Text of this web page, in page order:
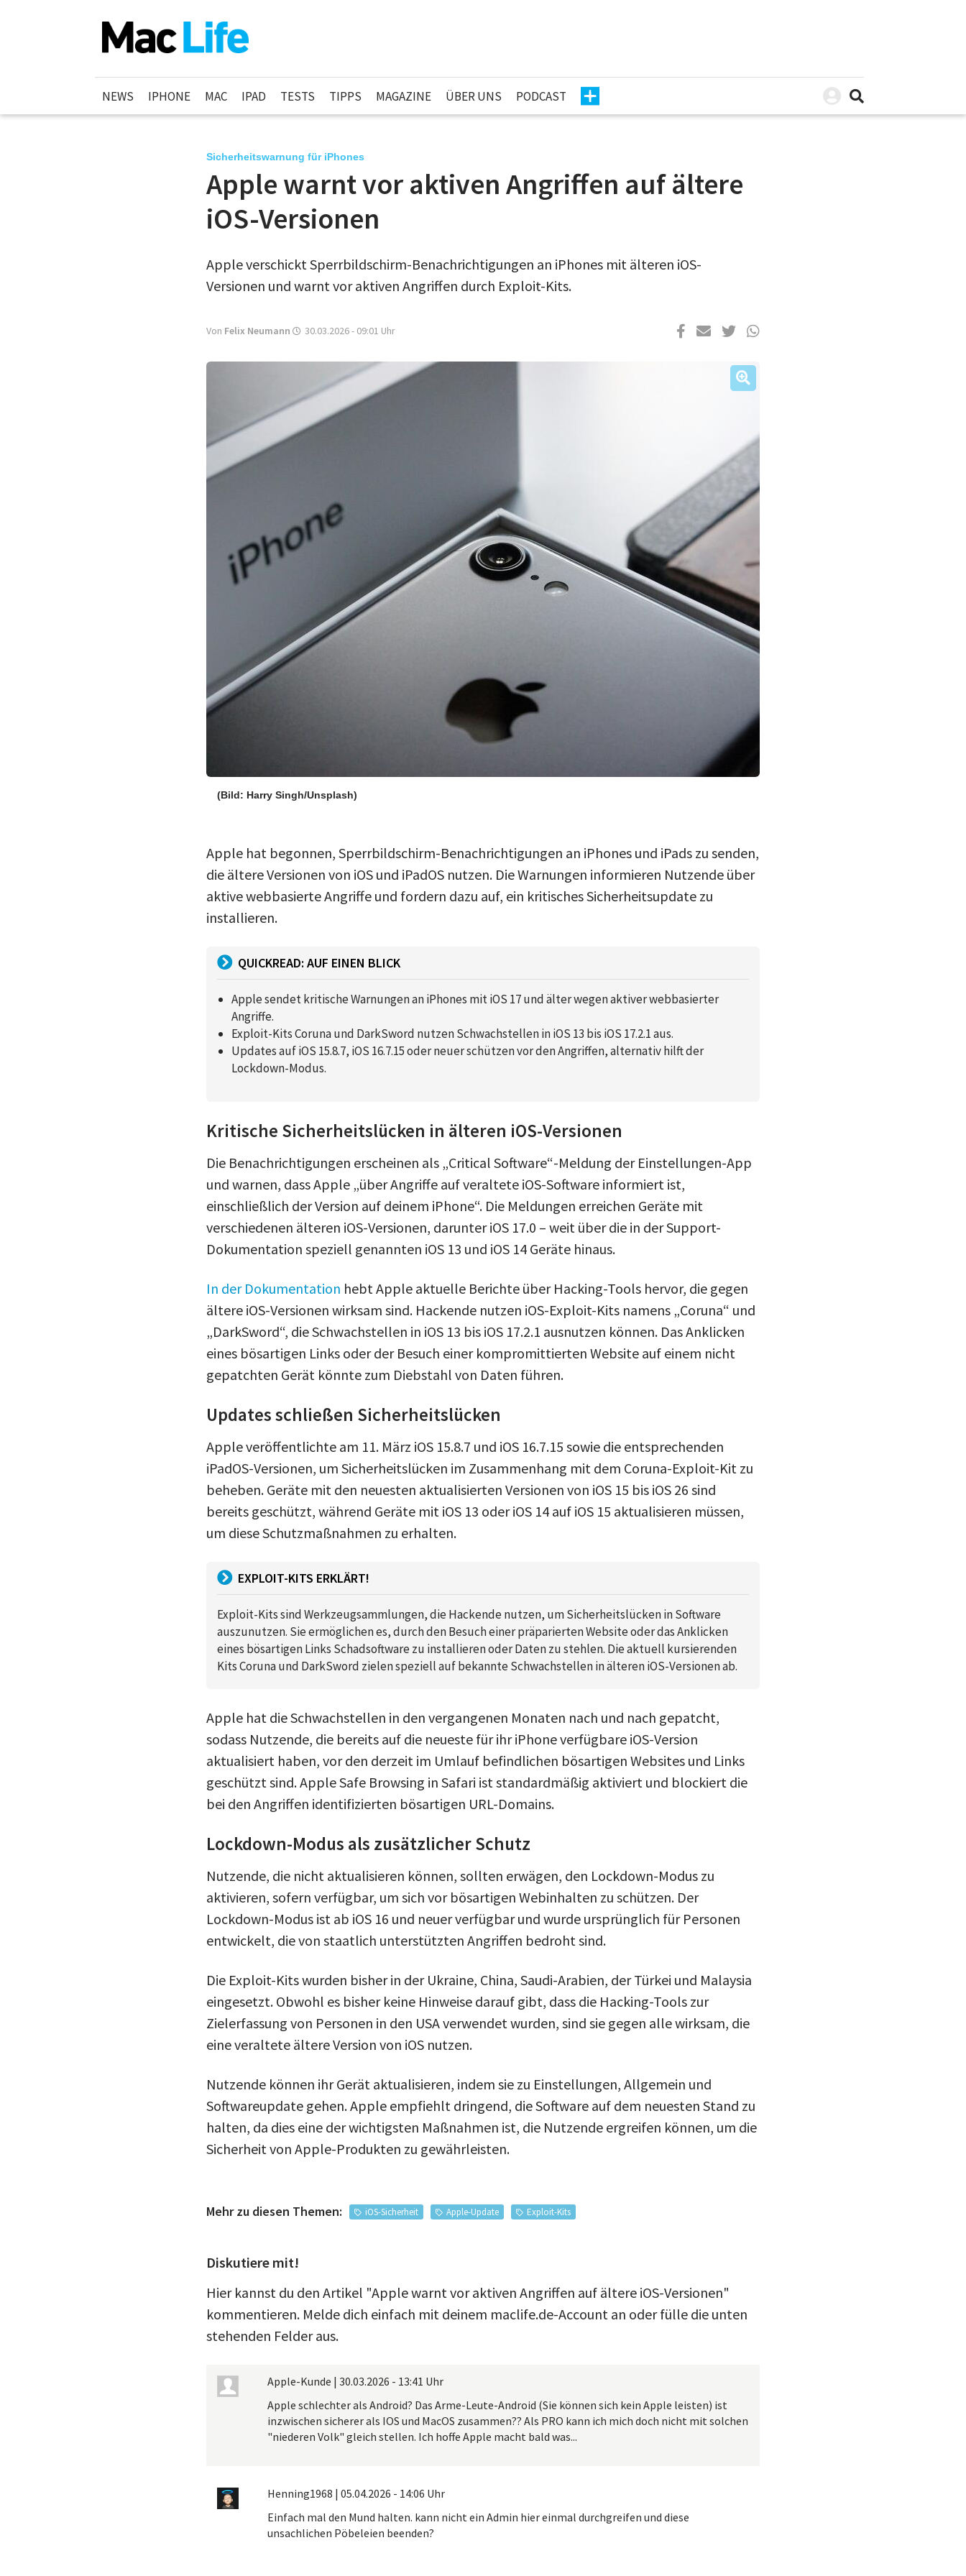
NEWS IPHONE MAC IPAD TESTS TIPPS MAGAZINE ÜBER UNS PODCAST
Sicherheitswarnung für iPhones
Apple warnt vor aktiven Angriffen auf ältere
iOS-Versionen
Apple verschickt Sperrbildschirm-Benachrichtigungen an iPhones mit älteren iOS-
Versionen und warnt vor aktiven Angriffen durch Exploit-Kits.
Von Felix Neumann 30.03.2026 - 09:01 Uhr
(Bild: Harry Singh/Unsplash)
Apple hat begonnen, Sperrbildschirm-Benachrichtigungen an iPhones und iPads zu senden,
die ältere Versionen von iOS und iPadOS nutzen. Die Warnungen informieren Nutzende über
aktive webbasierte Angriffe und fordern dazu auf, ein kritisches Sicherheitsupdate zu
installieren.
QUICKREAD: AUF EINEN BLICK
Apple sendet kritische Warnungen an iPhones mit iOS 17 und älter wegen aktiver webbasierter
Angriffe.
Exploit-Kits Coruna und DarkSword nutzen Schwachstellen in iOS 13 bis iOS 17.2.1 aus.
Updates auf iOS 15.8.7, iOS 16.7.15 oder neuer schützen vor den Angriffen, alternativ hilft der
Lockdown-Modus.
Kritische Sicherheitslücken in älteren iOS-Versionen
Die Benachrichtigungen erscheinen als „Critical Software“-Meldung der Einstellungen-App
und warnen, dass Apple „über Angriffe auf veraltete iOS-Software informiert ist,
einschließlich der Version auf deinem iPhone“. Die Meldungen erreichen Geräte mit
verschiedenen älteren iOS-Versionen, darunter iOS 17.0 – weit über die in der Support-
Dokumentation speziell genannten iOS 13 und iOS 14 Geräte hinaus.
In der Dokumentation hebt Apple aktuelle Berichte über Hacking-Tools hervor, die gegen
ältere iOS-Versionen wirksam sind. Hackende nutzen iOS-Exploit-Kits namens „Coruna“ und
„DarkSword“, die Schwachstellen in iOS 13 bis iOS 17.2.1 ausnutzen können. Das Anklicken
eines bösartigen Links oder der Besuch einer kompromittierten Website auf einem nicht
gepatchten Gerät könnte zum Diebstahl von Daten führen.
Updates schließen Sicherheitslücken
Apple veröffentlichte am 11. März iOS 15.8.7 und iOS 16.7.15 sowie die entsprechenden
iPadOS-Versionen, um Sicherheitslücken im Zusammenhang mit dem Coruna-Exploit-Kit zu
beheben. Geräte mit den neuesten aktualisierten Versionen von iOS 15 bis iOS 26 sind
bereits geschützt, während Geräte mit iOS 13 oder iOS 14 auf iOS 15 aktualisieren müssen,
um diese Schutzmaßnahmen zu erhalten.
EXPLOIT-KITS ERKLÄRT!
Exploit-Kits sind Werkzeugsammlungen, die Hackende nutzen, um Sicherheitslücken in Software
auszunutzen. Sie ermöglichen es, durch den Besuch einer präparierten Website oder das Anklicken
eines bösartigen Links Schadsoftware zu installieren oder Daten zu stehlen. Die aktuell kursierenden
Kits Coruna und DarkSword zielen speziell auf bekannte Schwachstellen in älteren iOS-Versionen ab.
Apple hat die Schwachstellen in den vergangenen Monaten nach und nach gepatcht,
sodass Nutzende, die bereits auf die neueste für ihr iPhone verfügbare iOS-Version
aktualisiert haben, vor den derzeit im Umlauf befindlichen bösartigen Websites und Links
geschützt sind. Apple Safe Browsing in Safari ist standardmäßig aktiviert und blockiert die
bei den Angriffen identifizierten bösartigen URL-Domains.
Lockdown-Modus als zusätzlicher Schutz
Nutzende, die nicht aktualisieren können, sollten erwägen, den Lockdown-Modus zu
aktivieren, sofern verfügbar, um sich vor bösartigen Webinhalten zu schützen. Der
Lockdown-Modus ist ab iOS 16 und neuer verfügbar und wurde ursprünglich für Personen
entwickelt, die von staatlich unterstützten Angriffen bedroht sind.
Die Exploit-Kits wurden bisher in der Ukraine, China, Saudi-Arabien, der Türkei und Malaysia
eingesetzt. Obwohl es bisher keine Hinweise darauf gibt, dass die Hacking-Tools zur
Zielerfassung von Personen in den USA verwendet wurden, sind sie gegen alle wirksam, die
eine veraltete ältere Version von iOS nutzen.
Nutzende können ihr Gerät aktualisieren, indem sie zu Einstellungen, Allgemein und
Softwareupdate gehen. Apple empfiehlt dringend, die Software auf dem neuesten Stand zu
halten, da dies eine der wichtigsten Maßnahmen ist, die Nutzende ergreifen können, um die
Sicherheit von Apple-Produkten zu gewährleisten.
Mehr zu diesen Themen: iOS-Sicherheit Apple-Update Exploit-Kits
Diskutiere mit!
Hier kannst du den Artikel "Apple warnt vor aktiven Angriffen auf ältere iOS-Versionen"
kommentieren. Melde dich einfach mit deinem maclife.de-Account an oder fülle die unten
stehenden Felder aus.
Apple-Kunde | 30.03.2026 - 13:41 Uhr
Apple schlechter als Android? Das Arme-Leute-Android (Sie können sich kein Apple leisten) ist
inzwischen sicherer als IOS und MacOS zusammen?? Als PRO kann ich mich doch nicht mit solchen
"niederen Volk" gleich stellen. Ich hoffe Apple macht bald was...
Henning1968 | 05.04.2026 - 14:06 Uhr
Einfach mal den Mund halten. kann nicht ein Admin hier einmal durchgreifen und diese
unsachlichen Pöbeleien beenden?